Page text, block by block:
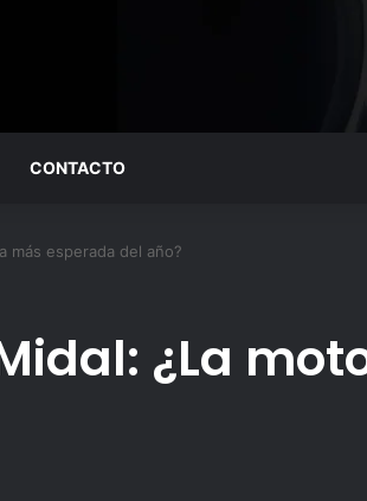
CONTACTO
más esperada del año?
¿La